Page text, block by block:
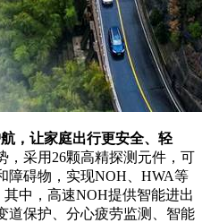
，让家庭出行更安全、轻
，采用26颗高精探测元件，可
障碍物，实现NOH、HWA等
中，高速NOH提供智能进出
道保护、分心疲劳监测、智能